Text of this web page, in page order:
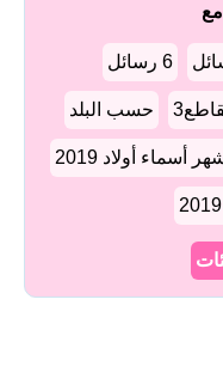
6 رسائل
حسب البلد
أسماء أولاد 2019